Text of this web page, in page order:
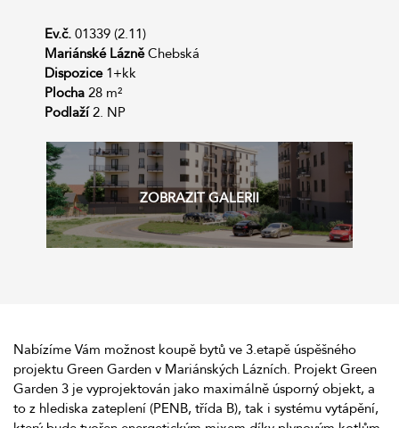
Ev.č. 01339 (2.11)
Mariánské LázněChebská
Dispozice1+kk
Plocha 28 m²
Podlaží2. NP
Nabízíme Vám možnost koupě bytů ve 3.etapě úspěšného
projektu Green Garden v Mariánských Lázních. Projekt Green
Garden 3 je vyprojektován jako maximálně úsporný objekt, a
to z hlediska zateplení (PENB, třída B), tak i systému vytápění,